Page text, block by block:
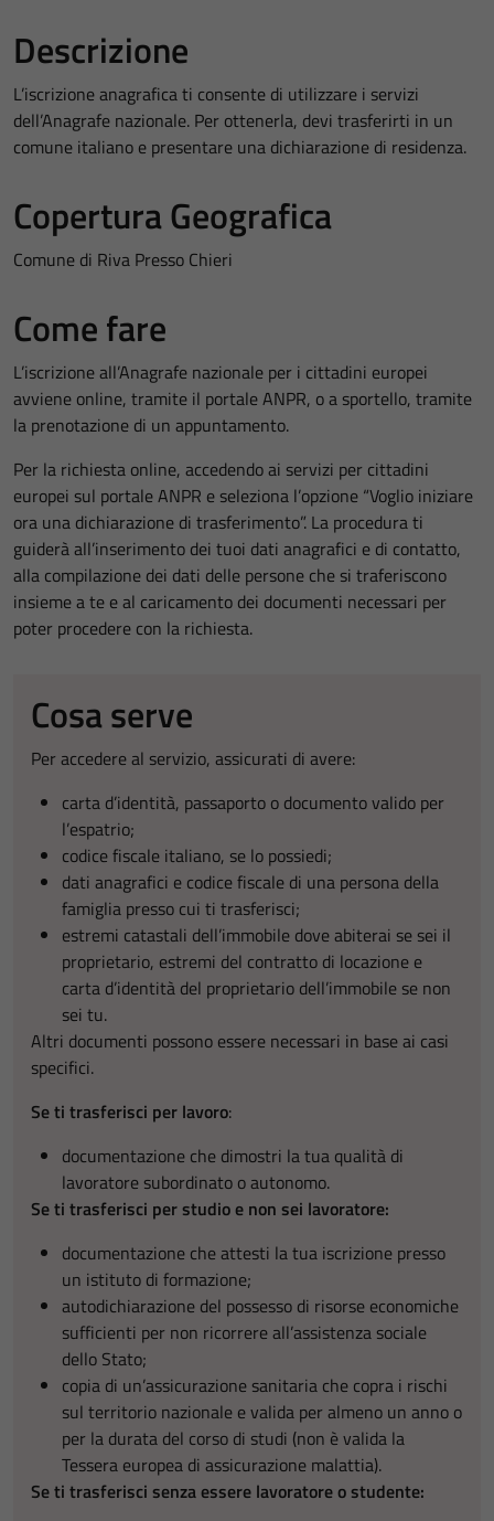
Descrizione
L’iscrizione anagrafica ti consente di utilizzare i servizi
dell’Anagrafe nazionale. Per ottenerla, devi trasferirti in un
comune italiano e presentare una dichiarazione di residenza.
Copertura Geografica
Comune di Riva Presso Chieri
Come fare
L’iscrizione all’Anagrafe nazionale per i cittadini europei
avviene online, tramite il portale ANPR, o a sportello, tramite
la prenotazione di un appuntamento.
Per la richiesta online, accedendo ai servizi per cittadini
europei sul portale ANPR e seleziona l’opzione “Voglio iniziare
ora una dichiarazione di trasferimento”. La procedura ti
guiderà all’inserimento dei tuoi dati anagrafici e di contatto,
alla compilazione dei dati delle persone che si traferiscono
insieme a te e al caricamento dei documenti necessari per
poter procedere con la richiesta.
Cosa serve
Per accedere al servizio, assicurati di avere:
carta d’identità, passaporto o documento valido per
l’espatrio;
codice fiscale italiano, se lo possiedi;
dati anagrafici e codice fiscale di una persona della
famiglia presso cui ti trasferisci;
estremi catastali dell’immobile dove abiterai se sei il
proprietario, estremi del contratto di locazione e
carta d’identità del proprietario dell’immobile se non
sei tu.
Altri documenti possono essere necessari in base ai casi
specifici.
Se ti trasferisci per lavoro:
documentazione che dimostri la tua qualità di
lavoratore subordinato o autonomo.
Se ti trasferisci per studio e non sei lavoratore:
documentazione che attesti la tua iscrizione presso
un istituto di formazione;
autodichiarazione del possesso di risorse economiche
sufficienti per non ricorrere all’assistenza sociale
dello Stato;
copia di un’assicurazione sanitaria che copra i rischi
sul territorio nazionale e valida per almeno un anno o
per la durata del corso di studi (non è valida la
Tessera europea di assicurazione malattia).
Se ti trasferisci senza essere lavoratore o studente: